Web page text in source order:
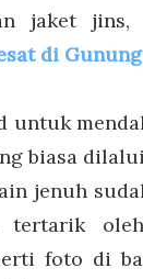
jaket jins,
di
untuk
biasa
jenuh
tertarik
foto di